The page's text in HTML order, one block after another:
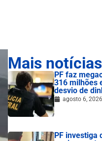
Mais
PF faz
316 milhões
desvio de
agosto 6, 2026
PF investiga